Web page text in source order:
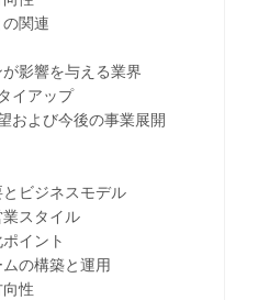
関連
影響を与える業界
イアップ
よび今後の事業展開
ビジネスモデル
スタイル
イント
の構築と運用
性